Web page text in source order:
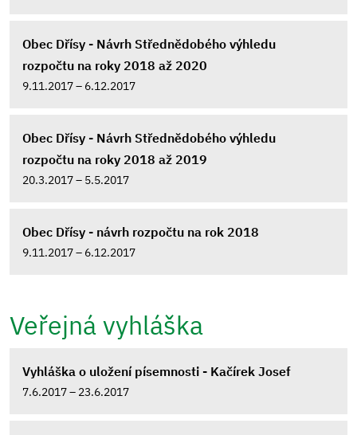
Obec Dřísy - Návrh Střednědobého výhledu
rozpočtu na roky 2018 až 2020
9.11.2017 – 6.12.2017
Obec Dřísy - Návrh Střednědobého výhledu
rozpočtu na roky 2018 až 2019
20.3.2017 – 5.5.2017
Obec Dřísy - návrh rozpočtu na rok 2018
9.11.2017 – 6.12.2017
Veřejná vyhláška
Vyhláška o uložení písemnosti - Kačírek Josef
7.6.2017 – 23.6.2017